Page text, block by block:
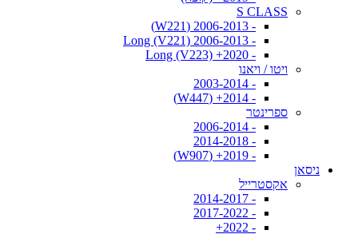
S CLASS
- 2006-2013 (W221)
- 2006-2013 Long (V221)
- 2020+ Long (V223)
ויטו / ויאנו
- 2003-2014
- 2014+ (W447)
ספרינטר
- 2006-2014
- 2014-2018
- 2019+ (W907)
ניסאן
אקסטרייל
- 2014-2017
- 2017-2022
- 2022+